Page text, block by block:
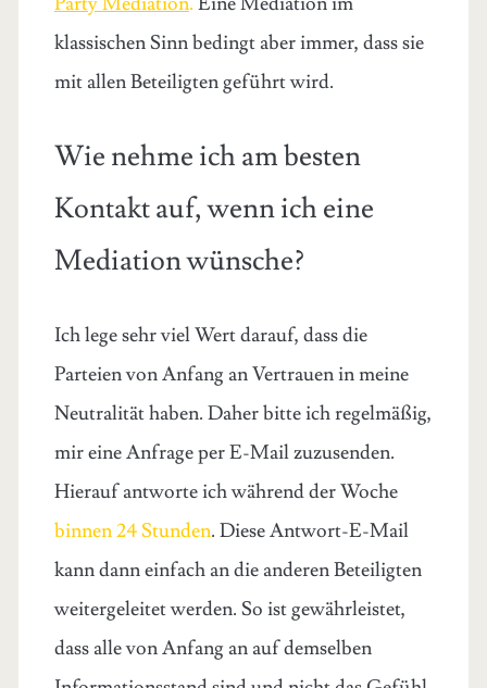
klassischen Sinn bedingt aber immer, dass sie
mit allen Beteiligten geführt wird.
Wie nehme ich am besten
Kontakt auf, wenn ich eine
Mediation wünsche?
Ich lege sehr viel Wert darauf, dass die
Parteien von Anfang an Vertrauen in meine
Neutralität haben. Daher bitte ich regelmäßig,
mir eine Anfrage per E-Mail zuzusenden.
Hierauf antworte ich während der Woche
binnen 24 Stunden. Diese Antwort-E-Mail
kann dann einfach an die anderen Beteiligten
weitergeleitet werden. So ist gewährleistet,
dass alle von Anfang an auf demselben